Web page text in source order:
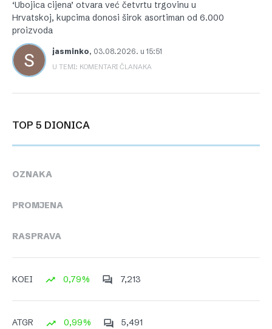
‘Ubojica cijena’ otvara već četvrtu trgovinu u
Hrvatskoj, kupcima donosi širok asortiman od 6.000
proizvoda
jasminko, 03.08.2026. u 15:51
U TEMI: KOMENTARI ČLANAKA
TOP 5 DIONICA
OZNAKA
PROMJENA
RASPRAVA
KOEI 0,79% 7,213
ATGR 0,99% 5,491